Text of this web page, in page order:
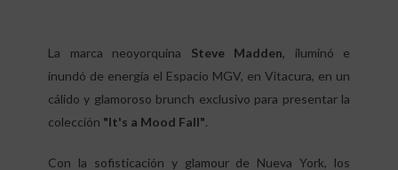
La marca neoyorquina Steve Madden, iluminó e
inundó de energía el Espacio MGV, en Vitacura, en un
cálido y glamoroso brunch exclusivo para presentar la
colección "It's a Mood Fall".
Con la sofisticación y glamour de Nueva York, los